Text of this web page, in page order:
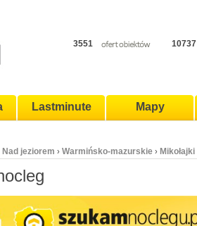
3551 10737
Lastminute Mapy
Nad jeziorem › Warmińsko-mazurskie › Mikołajki